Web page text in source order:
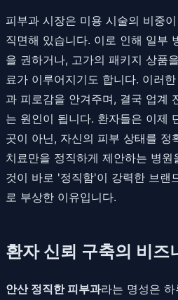
피부과 시장은 미용 시술의 비중
직면해 있습니다. 이로 인해 일부
을 권하거나, 고가의 패키지 상품
료가 이루어지기도 합니다. 이러
과 피로감을 안겨주며, 결국 업계
는 원인이 됩니다. 환자들은 이제
곳이 아닌, 자신의 피부 상태를 정
치료만을 정직하게 제안하는 병원
것이 바로 '정직함'이 강력한 브랜
로 부상한 이유입니다.
환자 신뢰 구축의 비즈
안산 정직한 피부과라는 명성은